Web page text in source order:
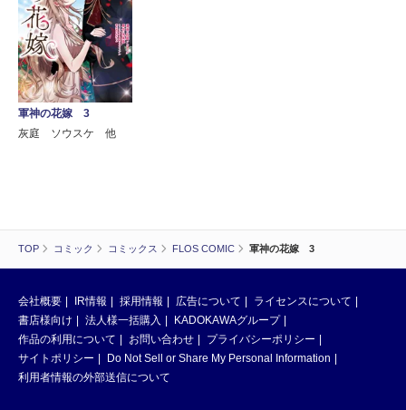
TOP コミック コミックス FLOS COMIC 軍神の花嫁 3
軍神の花嫁 3
灰庭 ソウスケ 他
会社概要 IR情報 採用情報 広告について
ライセンスについて
書店様向け
法人様一括購入
KADOKAWAグループ
作品の利用について
お問い合わせ
プライバシーポリシー
サイトポリシー
Do Not Sell or Share My Personal Information
利用者情報の外部送信について